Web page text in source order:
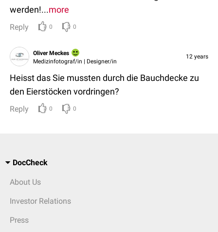
werden!...more
Reply 0 0
Oliver Meckes
Medizinfotograf/in | Designer/in
12 years
Heisst das Sie mussten durch die Bauchdecke zu
den Eierstöcken vordringen?
Reply 0 0
DocCheck
About Us
Investor Relations
Press